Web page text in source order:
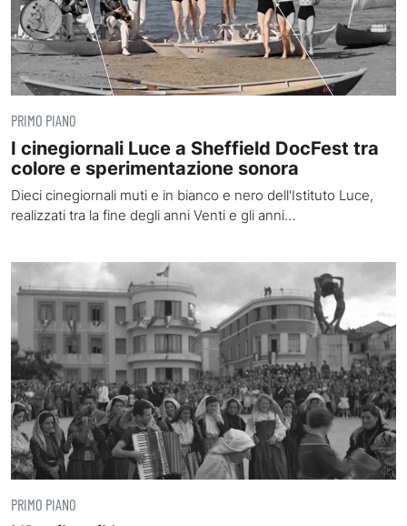
PRIMO PIANO
I cinegiornali Luce a Sheffield DocFest tra
colore e sperimentazione sonora
Dieci cinegiornali muti e in bianco e nero dell'Istituto Luce,
realizzati tra la fine degli anni Venti e gli anni…
PRIMO PIANO